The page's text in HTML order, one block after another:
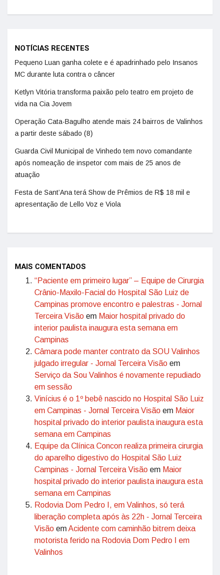
NOTÍCIAS RECENTES
Pequeno Luan ganha colete e é apadrinhado pelo Insanos
MC durante luta contra o câncer
Ketlyn Vitória transforma paixão pelo teatro em projeto de
vida na Cia Jovem
Operação Cata-Bagulho atende mais 24 bairros de Valinhos
a partir deste sábado (8)
Guarda Civil Municipal de Vinhedo tem novo comandante
após nomeação de inspetor com mais de 25 anos de
atuação
Festa de Sant’Ana terá Show de Prêmios de R$ 18 mil e
apresentação de Lello Voz e Viola
MAIS COMENTADOS
“Paciente em primeiro lugar” – Equipe de Cirurgia
Crânio-Maxilo-Facial do Hospital São Luiz de
Campinas promove encontro e palestras - Jornal
Terceira Visão em Maior hospital privado do
interior paulista inaugura esta semana em
Campinas
Câmara pode manter contrato da SOU Valinhos
julgado irregular - Jornal Terceira Visão em
Serviço da Sou Valinhos é novamente repudiado
em sessão
Vinícius é o 1º bebê nascido no Hospital São Luiz
em Campinas - Jornal Terceira Visão em Maior
hospital privado do interior paulista inaugura esta
semana em Campinas
Equipe da Clínica Concon realiza primeira cirurgia
do aparelho digestivo do Hospital São Luiz
Campinas - Jornal Terceira Visão em Maior
hospital privado do interior paulista inaugura esta
semana em Campinas
Rodovia Dom Pedro I, em Valinhos, só terá
liberação completa após às 22h - Jornal Terceira
Visão emAcidente com caminhão bitrem deixa
motorista ferido na Rodovia Dom Pedro I em
Valinhos